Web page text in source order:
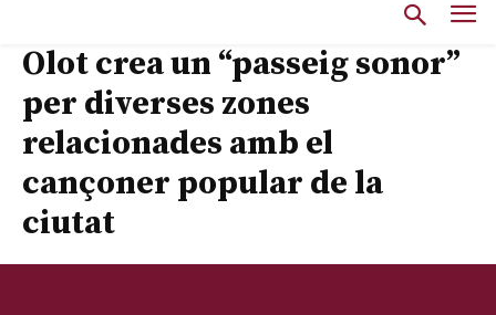
Olot crea un “passeig sonor”
per diverses zones
relacionades amb el
cançoner popular de la
ciutat